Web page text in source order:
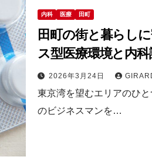
内科 医療 田町
田町の街と暮らし
ス型医療環境と内
2026年3月24日
東京湾を望むエリアのひ
のビジネスマンを…